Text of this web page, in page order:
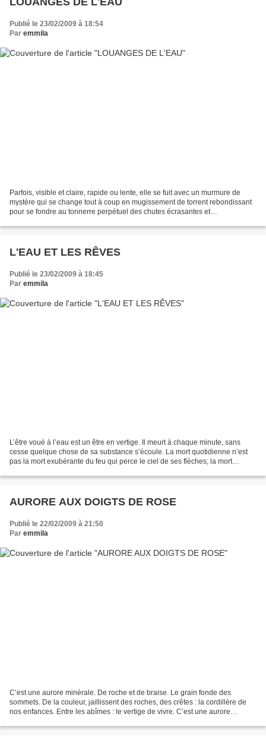
Publié le 23/02/2009 à 18:54
Par emmila
Parfois, visible et claire, rapide ou lente, elle se fuit avec un murmure de
mystère qui se change tout à coup en mugissement de torrent rebondissant
pour se fondre au tonnerre perpétuel des chutes écrasantes et
L'EAU ET LES RÊVES
Publié le 23/02/2009 à 18:45
Par emmila
L’être voué à l’eau est un être en vertige. Il meurt à chaque minute, sans
cesse quelque chose de sa substance s’écoule. La mort quotidienne n’est
pas la mort exubérante du feu qui perce le ciel de ses flèches; la mort
AURORE AUX DOIGTS DE ROSE
Publié le 22/02/2009 à 21:50
Par emmila
C’est une aurore minérale. De roche et de braise. Le grain fonde des
sommets. De la couleur, jaillissent des roches, des crêtes : la cordillère de
nos enfances. Entre les abîmes : le vertige de vivre. C’est une aurore